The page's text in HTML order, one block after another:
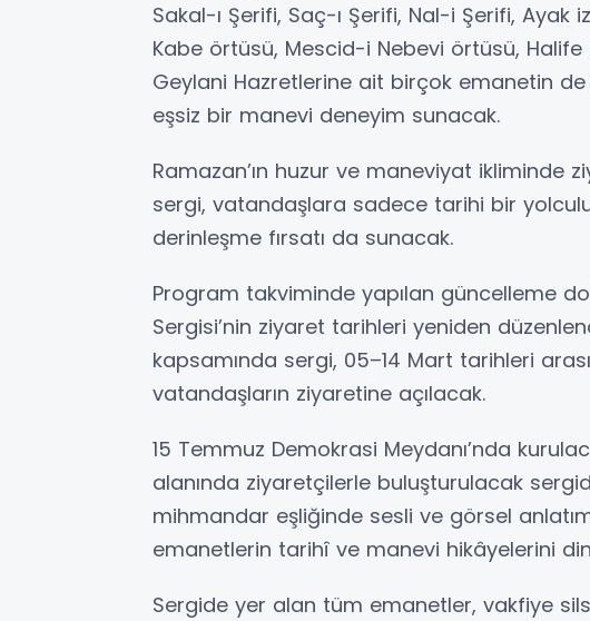
Sakal-ı Şerifi, Saç-ı Şerifi, Nal-i Şerifi, Ayak
Kabe örtüsü, Mescid-i Nebevi örtüsü,
Geylani Hazretlerine ait birçok emanetin
eşsiz bir manevi deneyim sunacak.
Ramazan’ın huzur ve maneviyat ikliminde
sergi, vatandaşlara sadece tarihi bir
derinleşme fırsatı da sunacak.
Program takviminde yapılan güncelleme
Sergisi’nin ziyaret tarihleri yeniden
kapsamında sergi, 05–14 Mart tarihleri
vatandaşların ziyaretine açılacak.
15 Temmuz Demokrasi Meydanı’nda
alanında ziyaretçilerle buluşturulacak
mihmandar eşliğinde sesli ve görsel
emanetlerin tarihî ve manevi hikâyelerini
Sergide yer alan tüm emanetler, vakfiye